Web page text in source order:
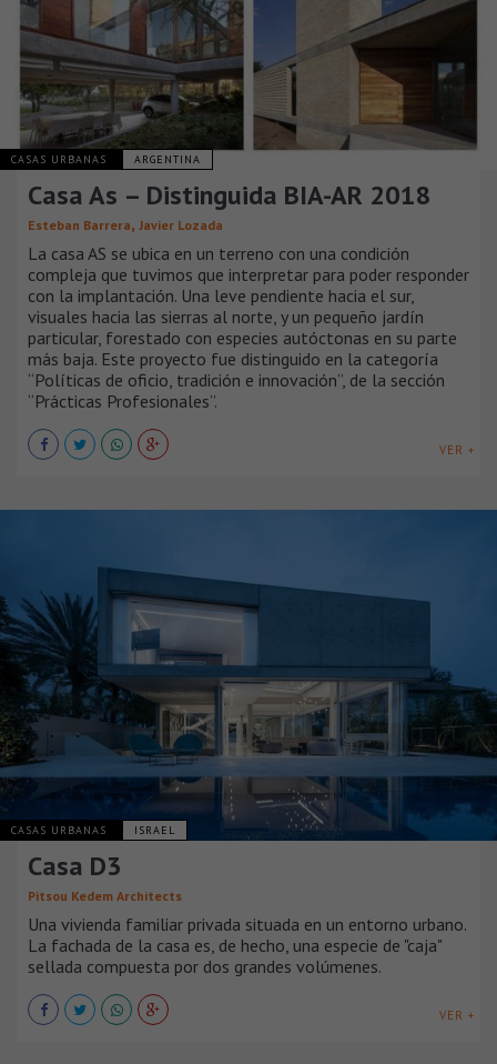
CASAS URBANAS ARGENTINA
Casa As – Distinguida BIA-AR 2018
Esteban Barrera, Javier Lozada
La casa AS se ubica en un terreno con una condición
compleja que tuvimos que interpretar para poder responder
con la implantación. Una leve pendiente hacia el sur,
visuales hacia las sierras al norte, y un pequeño jardín
particular, forestado con especies autóctonas en su parte
más baja. Este proyecto fue distinguido en la categoría
“Políticas de oficio, tradición e innovación”, de la sección
“Prácticas Profesionales”.
VER +
CASAS URBANAS ISRAEL
Casa D3
Pitsou Kedem Architects
Una vivienda familiar privada situada en un entorno urbano.
La fachada de la casa es, de hecho, una especie de "caja"
sellada compuesta por dos grandes volúmenes.
VER +